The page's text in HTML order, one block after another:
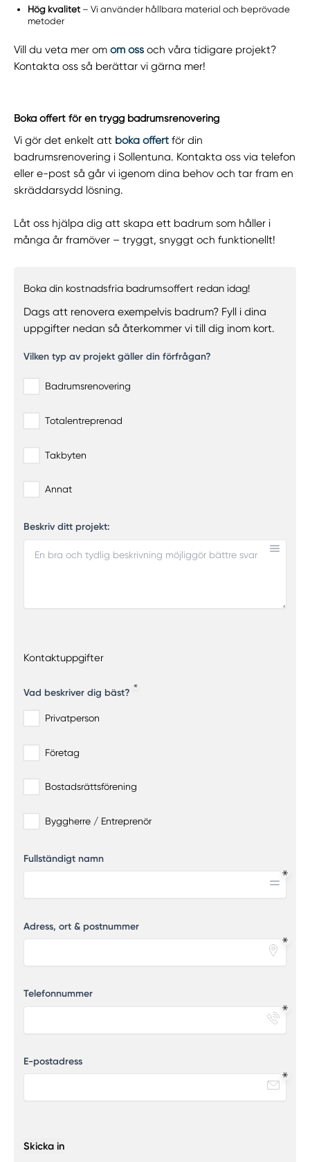
Hög kvalitet – Vi använder hållbara material och beprövade
metoder
Vill du veta mer omom oss och våra tidigare projekt?
Kontakta oss så berättar vi gärna mer!
Boka offert för en trygg badrumsrenovering
Vi gör det enkelt att boka offert för din
badrumsrenovering i Sollentuna. Kontakta oss via telefon
eller e-post så går vi igenom dina behov och tar fram en
skräddarsydd lösning.
Låt oss hjälpa dig att skapa ett badrum som håller i
många år framöver – tryggt, snyggt och funktionellt!
Boka din kostnadsfria badrumsoffert redan idag!
Dags att renovera exempelvis badrum? Fyll i dina
uppgifter nedan så återkommer vi till dig inom kort.
Vilken typ av projekt gäller din förfrågan?
Badrumsrenovering
Totalentreprenad
Takbyten
Annat
Beskriv ditt projekt:
Kontaktuppgifter
Vad beskriver dig bäst?
Privatperson
Företag
Bostadsrättsförening
Byggherre / Entreprenör
Fullständigt namn
Adress, ort & postnummer
Telefonnummer
E-postadress
Skicka in